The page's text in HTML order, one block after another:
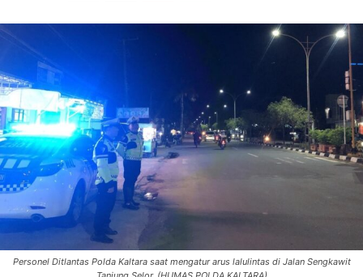
Personel Ditlantas Polda Kaltara saat mengatur arus lalulintas di Jalan Sengkawit